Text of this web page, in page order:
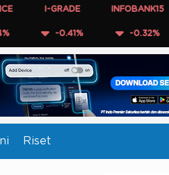
I-GRADE
-0.41%
INFOBANK15
-0.32%
Riset